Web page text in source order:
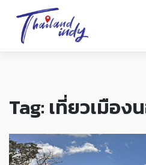
Tag: เที่ยวเมือง